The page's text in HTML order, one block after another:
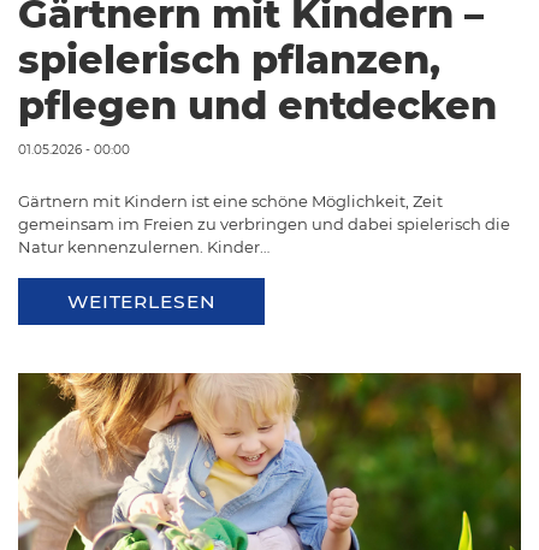
Gärtnern mit Kindern –
spielerisch pflanzen,
pflegen und entdecken
01.05.2026 - 00:00
Gärtnern mit Kindern ist eine schöne Möglichkeit, Zeit
gemeinsam im Freien zu verbringen und dabei spielerisch die
Natur kennenzulernen. Kinder…
WEITERLESEN